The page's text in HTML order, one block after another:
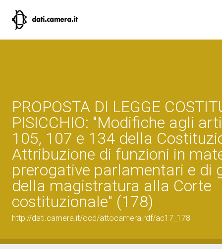
PROPOSTA DI LEGGE
PISICCHIO: "Modifiche agli
105, 107 e 134 della
Attribuzione di funzioni in
prerogative parlamentari e di
della magistratura alla Corte
costituzionale" (178)
http://dati.camera.it/ocd/attocamera.rdf/ac17_178